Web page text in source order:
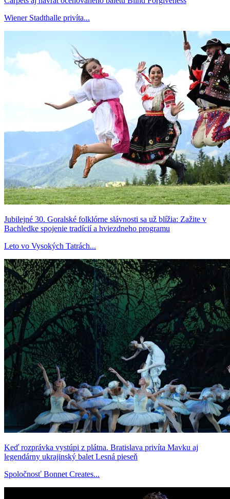
Wiener Stadthalle privíta...
Jubilejné 30. Goralské folklórne slávnosti sa už blížia: Zažite v
Bachledke spojenie tradícií a hviezdneho programu
Leto vo Vysokých Tatrách...
Keď rozprávka vystúpi z plátna. Bratislava privíta Mavku aj
legendárny ukrajinský balet Lesná pieseň
Spoločnosť Bonnet Creates...